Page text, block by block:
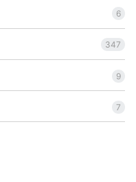
6
347
9
7